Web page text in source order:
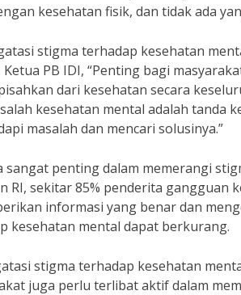
kesehatan fisik, dan tidak ada
stigma terhadap kesehatan
PB IDI, “Penting bagi
dari kesehatan secara
kesehatan mental adalah tanda
masalah dan mencari solusinya.”
sangat penting dalam memerangi
RI, sekitar 85% penderita gangguan
informasi yang benar dan
kesehatan mental dapat berkurang.
stigma terhadap kesehatan
juga perlu terlibat aktif dalam